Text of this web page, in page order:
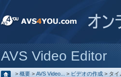
AVS Video Editor
> 概要 > AVS Video... > ビデオの作成 > タイ